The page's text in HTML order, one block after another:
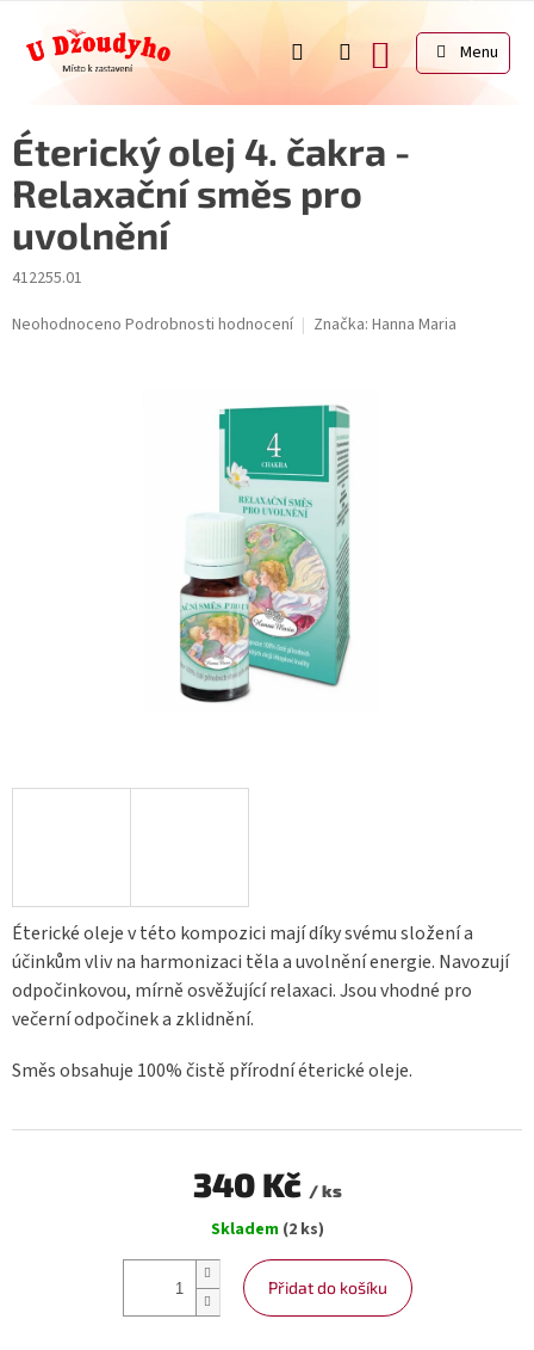
obsah
NÁKUPNÍ
KOŠÍK
Éterický olej 4. čakra -
Relaxační směs pro
uvolnění
412255.01
Průměrné
Neohodnoceno Podrobnosti hodnocení Značka: Hanna Maria
Éterické oleje v této kompozici mají díky svému složení a
účinkům vliv na harmonizaci těla a uvolnění energie. Navozují
odpočinkovou, mírně osvěžující relaxaci. Jsou vhodné pro
večerní odpočinek a zklidnění.
Směs obsahuje 100% čistě přírodní éterické oleje.
340 Kč / ks
cena:
Skladem (2 ks)
Přidat do košíku